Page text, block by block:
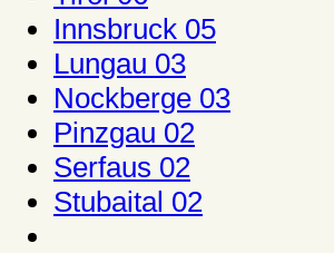
Innsbruck 05
Lungau 03
Nockberge 03
Pinzgau 02
Serfaus 02
Stubaital 02